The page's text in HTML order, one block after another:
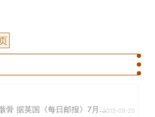
骨 据英国《每日邮报》7月...2013-09-20